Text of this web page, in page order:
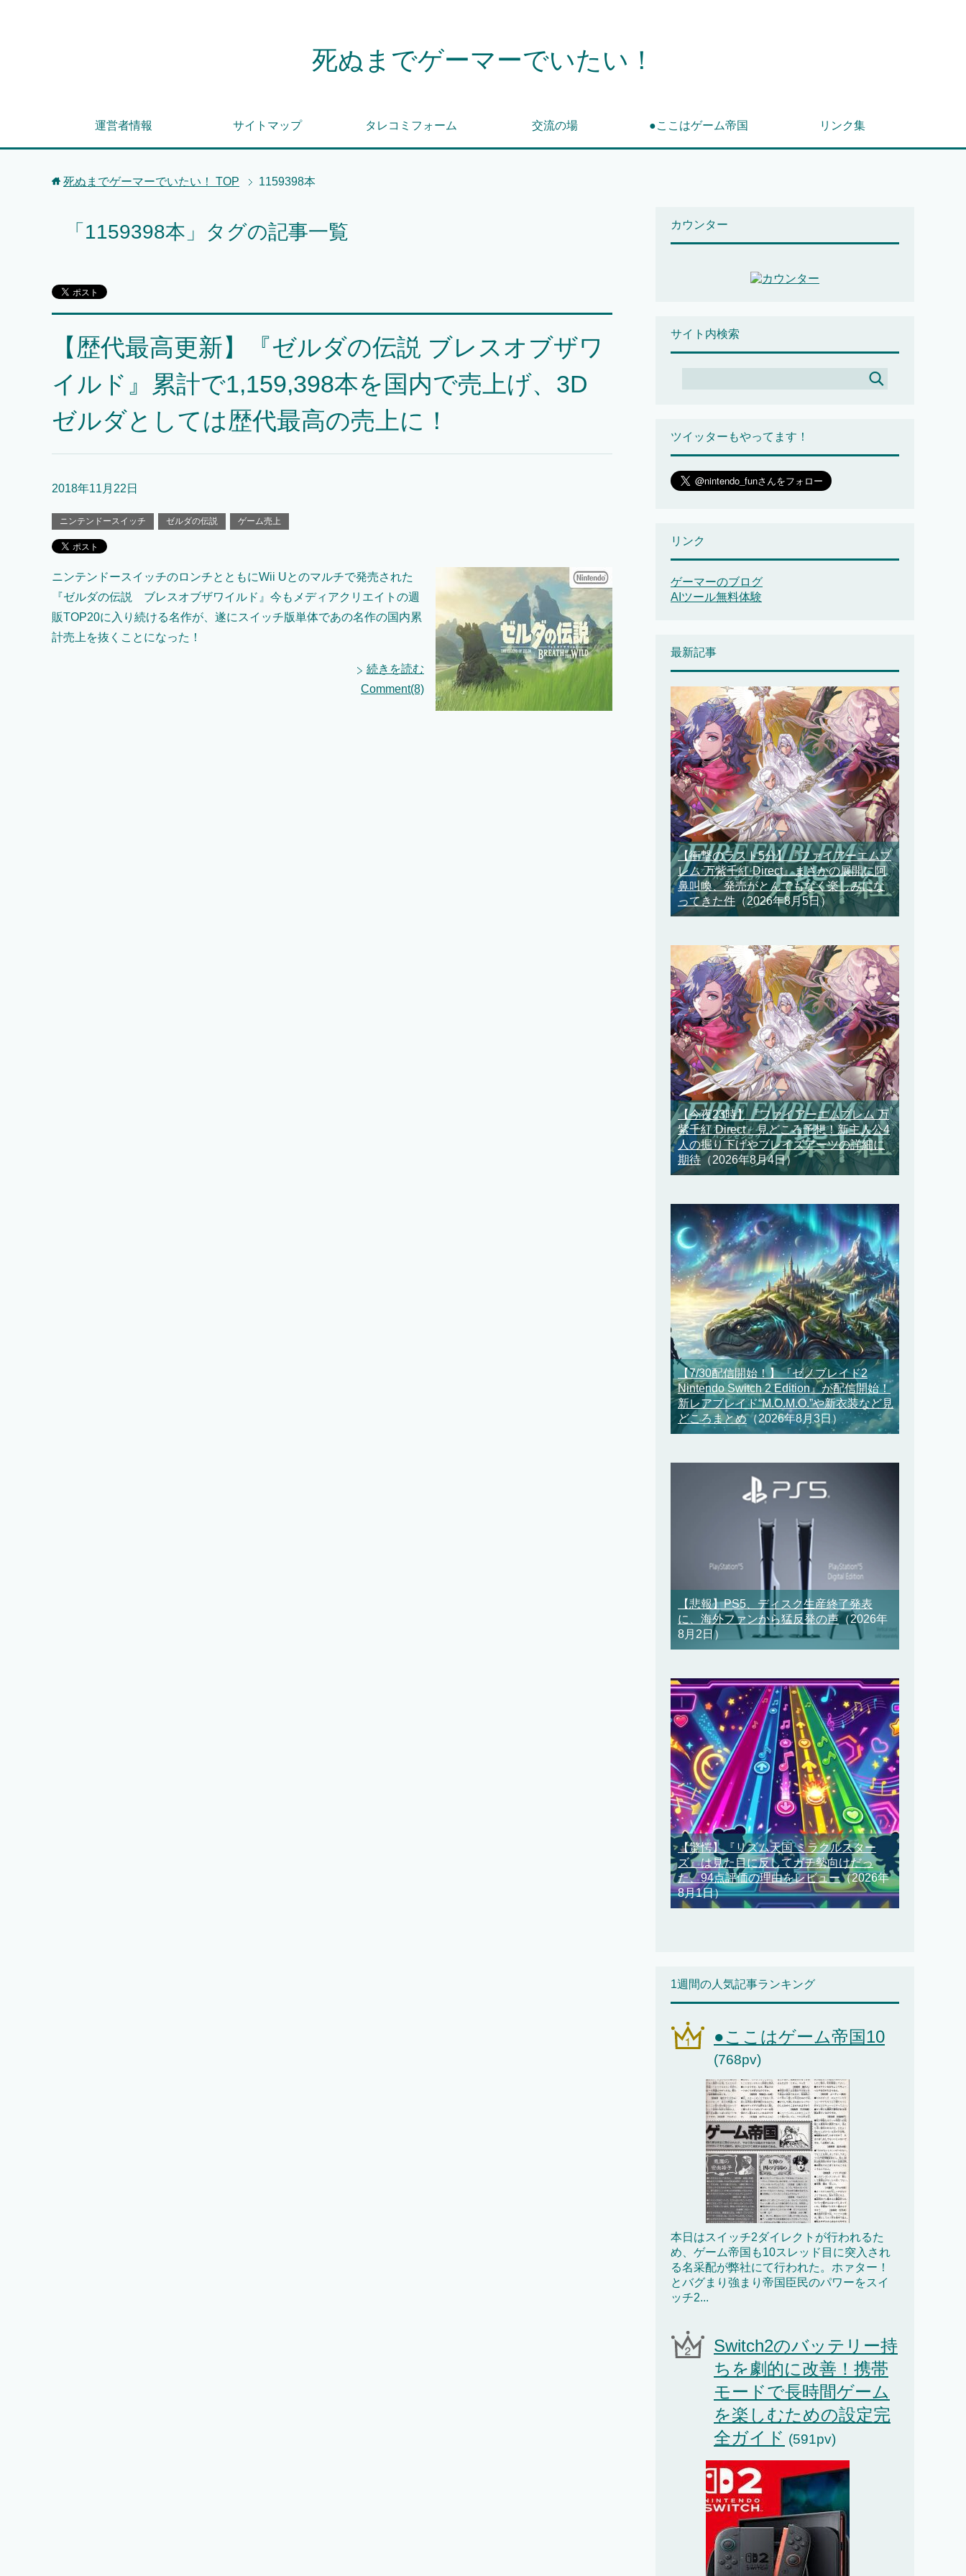
死ぬまでゲーマーでいたい！
運営者情報 サイトマップ タレコミフォーム 交流の場 ●ここはゲーム帝国 リンク集
死ぬまでゲーマーでいたい！ TOP 1159398本
「1159398本」タグの記事一覧
【歴代最高更新】『ゼルダの伝説 ブレスオブザワ
イルド』累計で1,159,398本を国内で売上げ、3D
ゼルダとしては歴代最高の売上に！
2018年11月22日
ニンテンドースイッチ ゼルダの伝説 ゲーム売上
ニンテンドースイッチのロンチとともにWii Uとのマルチで発売された
『ゼルダの伝説 ブレスオブザワイルド』今もメディアクリエイトの週
販TOP20に入り続ける名作が、遂にスイッチ版単体であの名作の国内累
計売上を抜くことになった！
続きを読む
Comment(8)
カウンター
サイト内検索
ツイッターもやってます！
リンク
ゲーマーのブログ
AIツール無料体験
最新記事
【衝撃のラスト5分】『ファイアーエムブ
レム 万紫千紅 Direct』まさかの展開に阿
鼻叫喚、発売がとんでもなく楽しみにな
ってきた件 （2026年8月5日）
【今夜23時】『ファイアーエムブレム 万
紫千紅 Direct』見どころ予想！新主人公4
人の掘り下げやブレイズアーツの詳細に
期待（2026年8月4日）
【7/30配信開始！】『ゼノブレイド2
Nintendo Switch 2 Edition』が配信開始！
新レアブレイド“M.O.M.O.”や新衣装など見
どころまとめ（2026年8月3日）
【悲報】PS5、ディスク生産終了発表
に、海外ファンから猛反発の声（2026年
8月2日）
【驚愕】『リズム天国 ミラクルスター
ズ』は見た目に反してガチ勢向けだっ
た、94点評価の理由をレビュー（2026年
8月1日）
1週間の人気記事ランキング
●ここはゲーム帝国10
(768pv)
本日はスイッチ2ダイレクトが行われるた
め、ゲーム帝国も10スレッド目に突入され
る名采配が弊社にて行われた。ホァター！
とバグまり強まり帝国臣民のパワーをスイ
ッチ2...
Switch2のバッテリー持
ちを劇的に改善！携帯
モードで長時間ゲーム
を楽しむための設定完
全ガイド (591pv)